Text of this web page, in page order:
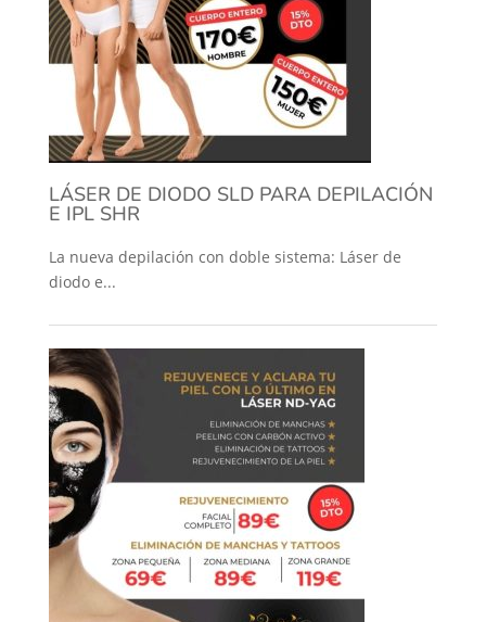
LÁSER DE DIODO SLD PARA DEPILACIÓN
E IPL SHR
La nueva depilación con doble sistema: Láser de
diodo e...